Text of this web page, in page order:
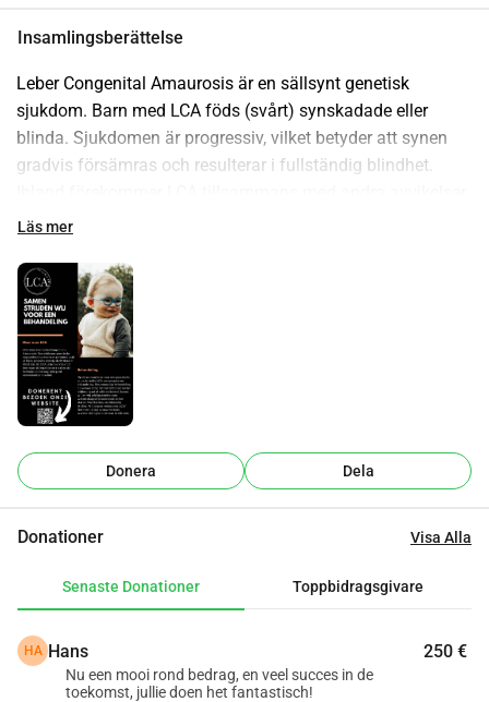
Insamlingsberättelse
Leber Congenital Amaurosis är en sällsynt genetisk
sjukdom. Barn med LCA föds (svårt) synskadade eller
blinda. Sjukdomen är progressiv, vilket betyder att synen
gradvis försämras och resulterar i fullständig blindhet.
såsom njursjukdom, hjärtproblem och/eller autism. Detta
genetiska avvikelse som orsakar LCA.
Eftersom synen gradvis försämras över åren minskar
livskvaliteten.
Det ultimata målet för Stiftelsen LCA är att göra alla
genetiska mutationer som orsakar LCA behandlingsbara.
För närvarande pågår forskning på ett antal genetiska
Exempel på dessa mutationer är: GUCY2D, CRB1 och
CEP290. I Sverige finns det ett antal läkare, forskare och
behandlingsbart. Ofta är bristen på ekonomiska resurser
för att alla specialister ska kunna utföra sitt arbete, så att
LCA blir en behandlingsbar sjukdom.
Läs mer
Donera Dela
Donationer Visa Alla
Senaste Donationer Toppbidragsgivare
HA Hans 250 €
Nu een mooi rond bedrag, en veel succes in de
toekomst, jullie doen het fantastisch!